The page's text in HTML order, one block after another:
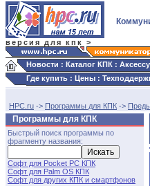
версия для кпк >
Новости : Каталог КПК :
Где купить : Цены :
HPC.ru -> Программы для КПК ->
Программы для КПК
Быстрый поиск программы по
фрагменту названия:
Софт для Pocket PC КПК
Софт для Palm OS КПК
Софт для других КПК и смартфонов